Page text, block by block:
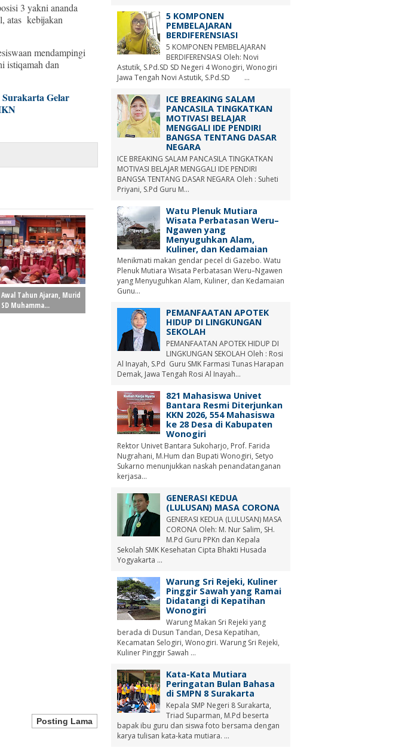
3 yakni ananda
atas kebijakan
mendampingi
istiqamah dan
Gelar
Awal Tahun Ajaran, Murid
SD Muhamma...
Posting Lama
5 KOMPONEN
PEMBELAJARAN
BERDIFERENSIASI
5 KOMPONEN PEMBELAJARAN
BERDIFERENSIASI Oleh: Novi
Astutik, S.Pd.SD SD Negeri 4 Wonogiri, Wonogiri
Jawa Tengah Novi Astutik, S.Pd.SD ...
ICE BREAKING SALAM
PANCASILA TINGKATKAN
MOTIVASI BELAJAR
MENGGALI IDE PENDIRI
BANGSA TENTANG DASAR
NEGARA
ICE BREAKING SALAM PANCASILA TINGKATKAN
MOTIVASI BELAJAR MENGGALI IDE PENDIRI
BANGSA TENTANG DASAR NEGARA Oleh : Suheti
Priyani, S.Pd Guru M...
Watu Plenuk Mutiara
Wisata Perbatasan Weru–
Ngawen yang
Menyuguhkan Alam,
Kuliner, dan Kedamaian
Menikmati makan gendar pecel di Gazebo. Watu
Plenuk Mutiara Wisata Perbatasan Weru–Ngawen
yang Menyuguhkan Alam, Kuliner, dan Kedamaian
Gunu...
PEMANFAATAN APOTEK
HIDUP DI LINGKUNGAN
SEKOLAH
PEMANFAATAN APOTEK HIDUP DI
LINGKUNGAN SEKOLAH Oleh : Rosi
Al Inayah, S.Pd Guru SMK Farmasi Tunas Harapan
Demak, Jawa Tengah Rosi Al Inayah...
821 Mahasiswa Univet
Bantara Resmi Diterjunkan
KKN 2026, 554 Mahasiswa
ke 28 Desa di Kabupaten
Wonogiri
Rektor Univet Bantara Sukoharjo, Prof. Farida
Nugrahani, M.Hum dan Bupati Wonogiri, Setyo
Sukarno menunjukkan naskah penandatanganan
kerjasa...
GENERASI KEDUA
(LULUSAN) MASA CORONA
GENERASI KEDUA (LULUSAN) MASA
CORONA Oleh: M. Nur Salim, SH.
M.Pd Guru PPKn dan Kepala
Sekolah SMK Kesehatan Cipta Bhakti Husada
Yogyakarta ...
Warung Sri Rejeki, Kuliner
Pinggir Sawah yang Ramai
Didatangi di Kepatihan
Wonogiri
Warung Makan Sri Rejeki yang
berada di Dusun Tandan, Desa Kepatihan,
Kecamatan Selogiri, Wonogiri. Warung Sri Rejeki,
Kuliner Pinggir Sawah ...
Kata-Kata Mutiara
Peringatan Bulan Bahasa
di SMPN 8 Surakarta
Kepala SMP Negeri 8 Surakarta,
Triad Suparman, M.Pd beserta
bapak ibu guru dan siswa foto bersama dengan
karya tulisan kata-kata mutiara. ...